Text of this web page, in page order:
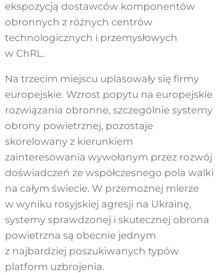
ekspozycją dostawców komponentów
obronnych z różnych centrów
technologicznych i przemysłowych
w ChRL.
Na trzecim miejscu uplasowały się firmy
europejskie. Wzrost popytu na europejskie
rozwiązania obronne, szczególnie systemy
obrony powietrznej, pozostaje
skorelowany z kierunkiem
zainteresowania wywołanym przez rozwój
doświadczeń ze współczesnego pola walki
na całym świecie. W przemożnej mierze
w wyniku rosyjskiej agresji na Ukrainę,
systemy sprawdzonej i skutecznej obrona
powietrzna są obecnie jednym
z najbardziej poszukiwanych typów
platform uzbrojenia.